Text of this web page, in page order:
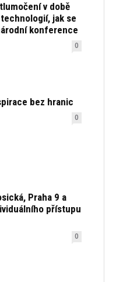
v době
jak se
konference
0
bez hranic
0
Praha 9 a
přístupu
0